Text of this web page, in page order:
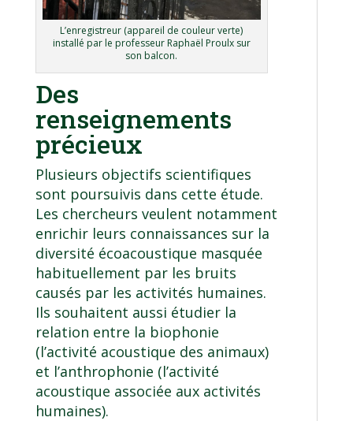
L’enregistreur (appareil de couleur verte)
installé par le professeur Raphaël Proulx sur
son balcon.
Des
renseignements
précieux
Plusieurs objectifs scientifiques
sont poursuivis dans cette étude.
Les chercheurs veulent notamment
enrichir leurs connaissances sur la
diversité écoacoustique masquée
habituellement par les bruits
causés par les activités humaines.
Ils souhaitent aussi étudier la
relation entre la biophonie
(l’activité acoustique des animaux)
et l’anthrophonie (l’activité
acoustique associée aux activités
humaines).